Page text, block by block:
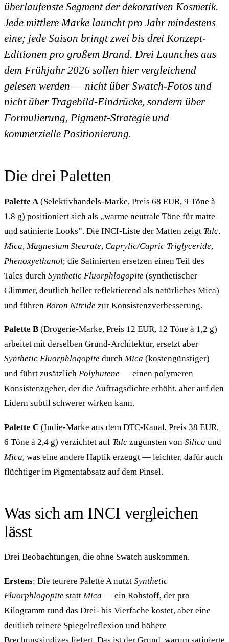
überlaufenste Segment der dekorativen Kosmetik.
Jede mittlere Marke launcht pro Jahr mindestens
eine; jede Saison bringt zwei bis drei Konzept-
Editionen pro großem Brand. Drei Launches aus
dem Frühjahr 2026 sollen hier vergleichend
gelesen werden — nicht über Swatch-Fotos und
nicht über Tragebild-Eindrücke, sondern über
Formulierung, Pigment-Strategie und
kommerzielle Positionierung.
Die drei Paletten
Palette A (Selektivhandels-Marke, Preis 68 EUR, 9 Töne à
1,8 g) positioniert sich als „warme neutrale Töne für matte
und satinierte Looks”. Die INCI-Liste der Matten zeigt Talc,
Mica, Magnesium Stearate, Caprylic/Capric Triglyceride,
Phenoxyethanol; die Satinierten ersetzen einen Teil des
Talcs durch Synthetic Fluorphlogopite (synthetischer
Glimmer, deutlich heller reflektierend als natürliches Mica)
und führen Boron Nitride zur Konsistenzverbesserung.
Palette B (Drogerie-Marke, Preis 12 EUR, 12 Töne à 1,2 g)
arbeitet mit derselben Grund-Architektur, ersetzt aber
Synthetic Fluorphlogopite durch Mica (kostengünstiger)
und führt zusätzlich Polybutene — einen polymeren
Konsistenzgeber, der die Auftragsdichte erhöht, aber auf den
Lidern subtil schwerer wirken kann.
Palette C (Indie-Marke aus dem DTC-Kanal, Preis 38 EUR,
6 Töne à 2,4 g) verzichtet auf Talc zugunsten von Silica und
Mica, was eine andere Haptik erzeugt — leichter, dafür auch
flüchtiger im Pigmentabsatz auf dem Pinsel.
Was sich am INCI vergleichen
lässt
Drei Beobachtungen, die ohne Swatch auskommen.
Erstens: Die teurere Palette A nutzt Synthetic
Fluorphlogopite statt Mica — ein Rohstoff, der pro
Kilogramm rund das Drei- bis Vierfache kostet, aber eine
deutlich reinere Spiegelreflexion und höhere